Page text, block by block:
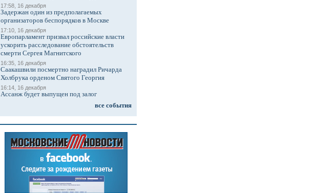
17:58, 16 декабря
Задержан один из предполагаемых
организаторов беспорядков в Москве
17:10, 16 декабря
Европарламент призвал российские власти
ускорить расследование обстоятельств
смерти Сергея Магнитского
16:35, 16 декабря
Саакашвили посмертно наградил Ричарда
Холбрука орденом Святого Георгия
16:14, 16 декабря
Ассанж будет выпущен под залог
все события